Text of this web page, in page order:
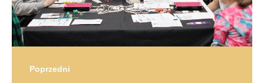
Poprzedni